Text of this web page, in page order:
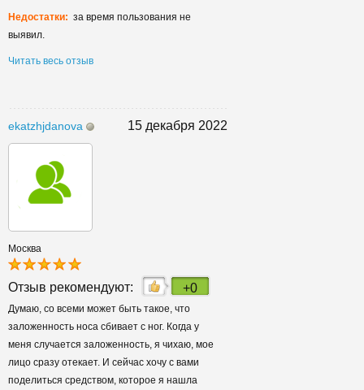
Недостатки: за время пользования не
выявил.
Читать весь отзыв
ekatzhjdanova 15 декабря 2022
Москва
Отзыв рекомендуют: +0
Думаю, со всеми может быть такое, что
заложенность носа сбивает с ног. Когда у
меня случается заложенность, я чихаю, мое
лицо сразу отекает. И сейчас хочу с вами
поделиться средством, которое я нашла